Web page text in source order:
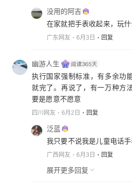
没用的阿吉
在家就把手表收起来，玩什
广东网友 6月3日 回复
幽游人生
执行国家强制标准，有多余功
就完了。再说了，有一万种方
要是愿意不愿意
四川网友 6月2日 回复
泛蓝
我只要不说我是儿童电话
广西网友 6月3日 回复
展开更多回复